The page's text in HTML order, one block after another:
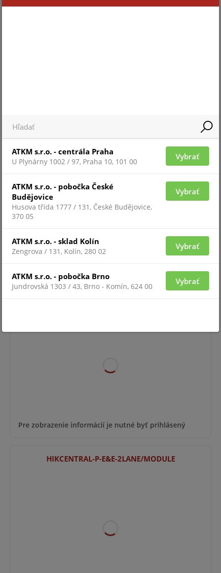
Pre zobrazenie informácií je nutné byť prihlásený
HIKCENTRAL-P-ACS/BASE
Pre zobrazenie informácií je nutné byť prihlásený
HIKCENTRAL-P-E&E-2LANE/MODULE
ATKM s.r.o. - centrála Praha
U Plynárny 1002 / 97, Praha 10, 101 00
Vybrať
ATKM s.r.o. - pobočka České
Budějovice
Husova třída 1777 / 131, České Budějovice,
370 05
Vybrať
ATKM s.r.o. - sklad Kolín
Zengrova / 131, Kolín, 280 02
Vybrať
ATKM s.r.o. - pobočka Brno
Jundrovská 1303 / 43, Brno - Komín, 624 00
Vybrať